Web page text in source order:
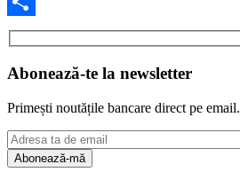
Share
Abonează-te la newsletter
Primești noutățile bancare direct pe email.